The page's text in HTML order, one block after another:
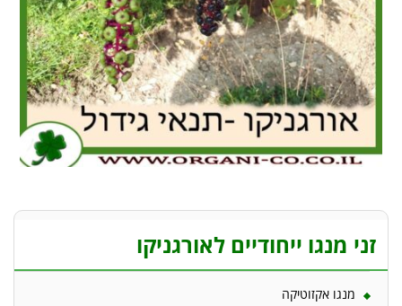
זני מנגו ייחודיים לאורגניקו
מנגו אקזוטיקה